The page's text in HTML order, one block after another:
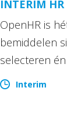
INTERIM HR
OpenHR is
bemiddelen
selecteren
Interim